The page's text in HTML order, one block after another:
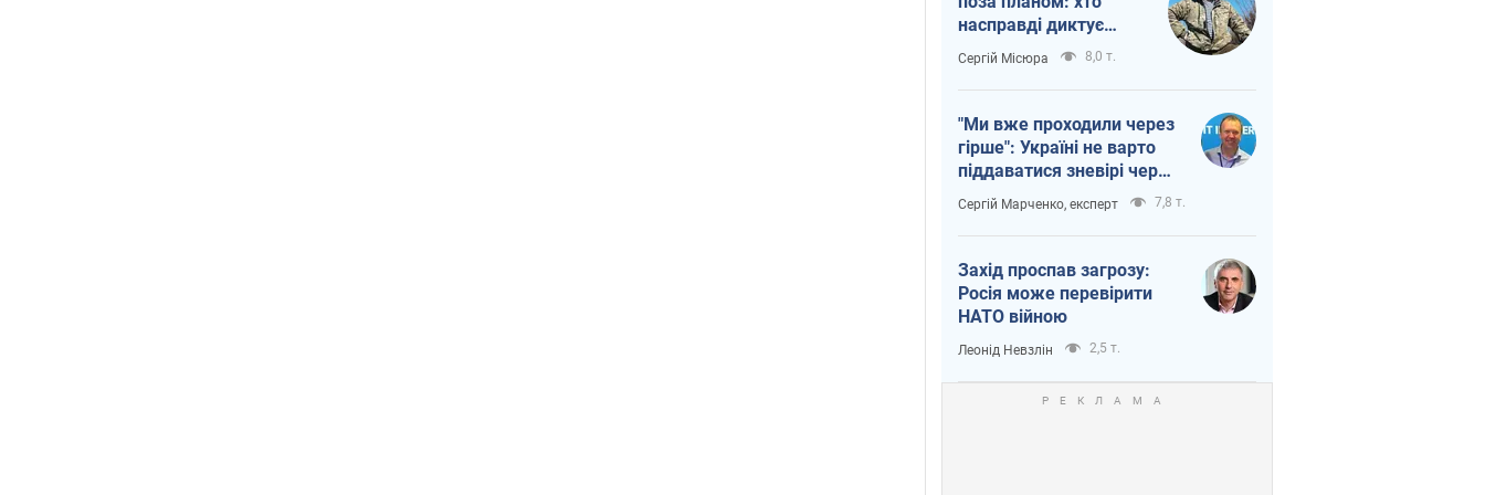
насправді диктує
темп війни
Сергій Місюра 8,0 т.
"Ми вже проходили через
гірше": Україні не варто
піддаватися зневірі через
ракетний терор
Сергій Марченко, експерт 7,8 т.
Захід проспав загрозу:
Росія може перевірити
НАТО війною
Леонід Невзлін 2,5 т.